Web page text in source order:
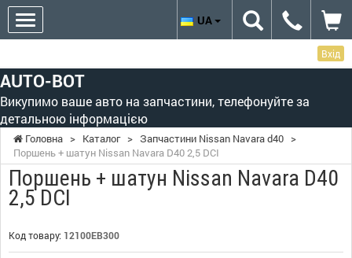
Вхід
AUTO-BOT
Викупимо ваше авто на запчастини, телефонуйте за
детальною інформацією
UA
Головна > Каталог > Запчастини Nissan Navara d40 >
Поршень + шатун Nissan Navara D40 2,5 DCI
Поршень + шатун Nissan Navara D40
2,5 DCI
Код товару: 12100EB300